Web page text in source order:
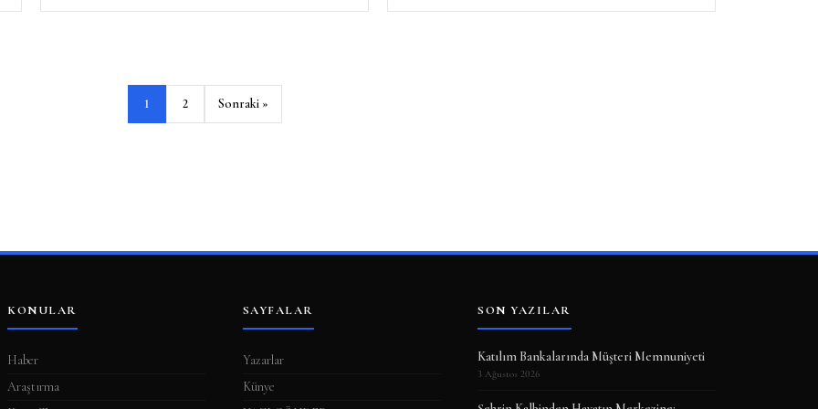
1 2 Sonraki »
KONULAR
Haber
Araştırma
SAYFALAR
Yazarlar
Künye
SON YAZILAR
Katılım Bankalarında Müşteri Memnuniyeti
3 Ağustos 2026